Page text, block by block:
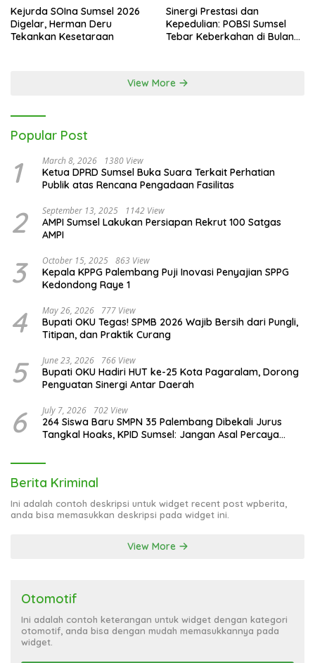
Kejurda SOIna Sumsel 2026
Digelar, Herman Deru
Tekankan Kesetaraan
Sinergi Prestasi dan
Kepedulian: POBSI Sumsel
Tebar Keberkahan di Bulan
View More
Popular Post
1 March 8, 2026 1380 View
Ketua DPRD Sumsel Buka Suara Terkait Perhatian
Publik atas Rencana Pengadaan Fasilitas
2 September 13, 2025 1142 View
AMPI Sumsel Lakukan Persiapan Rekrut 100 Satgas
AMPI
3 October 15, 2025 863 View
Kepala KPPG Palembang Puji Inovasi Penyajian SPPG
Kedondong Raye 1
4 May 26, 2026 777 View
Bupati OKU Tegas! SPMB 2026 Wajib Bersih dari Pungli,
Titipan, dan Praktik Curang
5 June 23, 2026 766 View
Bupati OKU Hadiri HUT ke-25 Kota Pagaralam, Dorong
Penguatan Sinergi Antar Daerah
6 July 7, 2026 702 View
264 Siswa Baru SMPN 35 Palembang Dibekali Jurus
Tangkal Hoaks, KPID Sumsel: Jangan Asal Percaya
Berita Kriminal
Ini adalah contoh deskripsi untuk widget recent post wpberita,
anda bisa memasukkan deskripsi pada widget ini.
View More
Otomotif
Ini adalah contoh keterangan untuk widget dengan kategori
otomotif, anda bisa dengan mudah memasukkannya pada
widget.